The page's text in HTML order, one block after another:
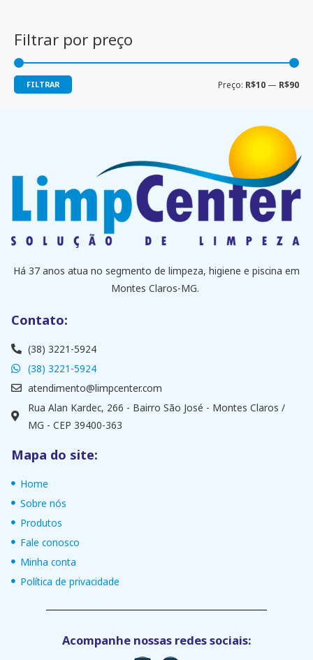
Filtrar por preço
FILTRAR Preço: R$10 — R$90
Há 37 anos atua no segmento de limpeza, higiene e piscina em
Montes Claros-MG.
Contato:
(38) 3221-5924
(38) 3221-5924
atendimento@limpcenter.com
Rua Alan Kardec, 266 - Bairro São José - Montes Claros /
MG - CEP 39400-363
Mapa do site:
Home
Sobre nós
Produtos
Fale conosco
Minha conta
Política de privacidade
Acompanhe nossas redes sociais: